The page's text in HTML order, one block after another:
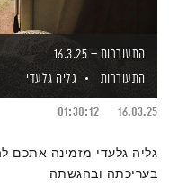
התעוררות – 16.3.25
התעוררות
גליה גלעדי
16.03.25
01:30:12
גליה גלעדי מזמינה אתכם
בעריכתה ובהגשתה